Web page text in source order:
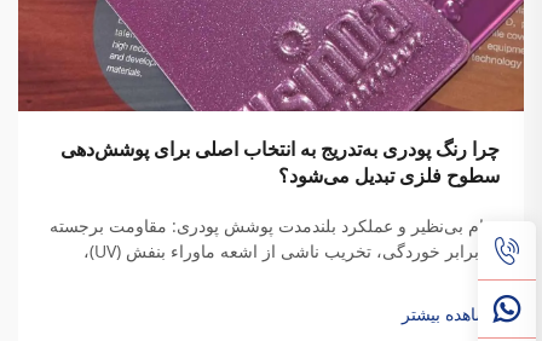
چرا رنگ پودری به‌تدریج به انتخاب اصلی برای پوشش‌دهی
سطوح فلزی تبدیل می‌شود؟
دوام بی‌نظیر و عملکرد بلندمدت پوشش پودری: مقاومت برجسته
در برابر خوردگی، تخریب ناشی از اشعه ماوراء بنفش (UV)،
عوامل جوی و قرارگیری در معرض مواد شیمیایی. ویژگی‌های
محافظتی پوشش پودری از ترکیب ویژه پلیمرهای ترموست آن
ناشی می‌شود. روش‌های سنتی...
مشاهده بیشتر